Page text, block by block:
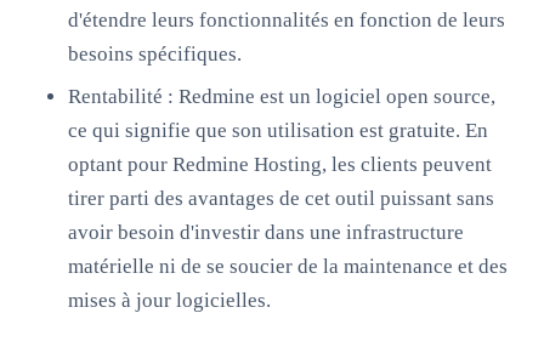
d'étendre leurs fonctionnalités en fonction de leurs
besoins spécifiques.
Rentabilité : Redmine est un logiciel open source,
ce qui signifie que son utilisation est gratuite. En
optant pour Redmine Hosting, les clients peuvent
tirer parti des avantages de cet outil puissant sans
avoir besoin d'investir dans une infrastructure
matérielle ni de se soucier de la maintenance et des
mises à jour logicielles.